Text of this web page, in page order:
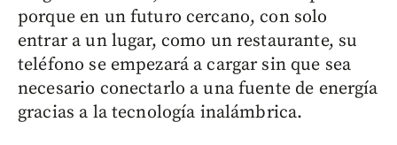
porque en un futuro cercano, con solo
entrar a un lugar, como un restaurante, su
teléfono se empezará a cargar sin que sea
necesario conectarlo a una fuente de energía
gracias a la tecnología inalámbrica.